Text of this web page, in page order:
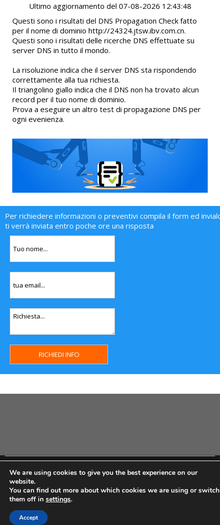
Ultimo aggiornamento del 07-08-2026 12:43:48
Questi sono i risultati del DNS Propagation Check fatto
per il nome di dominio http://24324.jtsw.ibv.com.cn.
Questi sono i risultati delle ricerche DNS effettuate su
server DNS in tutto il mondo.
La risoluzione indica che il server DNS sta rispondendo
correttamente alla tua richiesta.
Il triangolino giallo indica che il DNS non ha trovato alcun
record per il tuo nome di dominio.
Prova a eseguire un altro test di propagazione DNS per
ogni evenienza.
Per richiedere informazioni o preventivi compila il form ed
ti verrà inviata entro poche ore una risposta
Copyright MHWeb © 2018 - Privacy & GDPR - Cookie Policy -
We are using cookies to give you the best experience on our
website.
You can find out more about which cookies we are using or switch
them off in settings.
Accept